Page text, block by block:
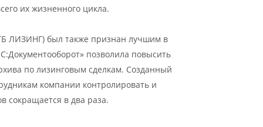
их жизненного цикла.
ЛИЗИНГ) был также признан лучшим в
позволила повысить
по лизинговым сделкам. Созданный
компании контролировать и
сокращается в два раза.